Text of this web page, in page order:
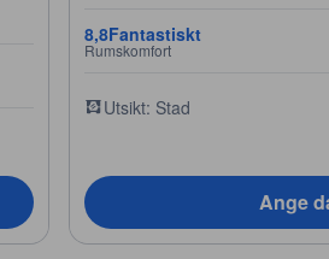
8,8Fantastiskt
Rumskomfort
Utsikt: Stad
Ange